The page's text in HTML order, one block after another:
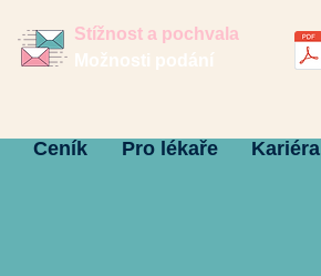
Stížnost a pochvala
Možnosti podání
Ceník Pro lékaře Kariéra